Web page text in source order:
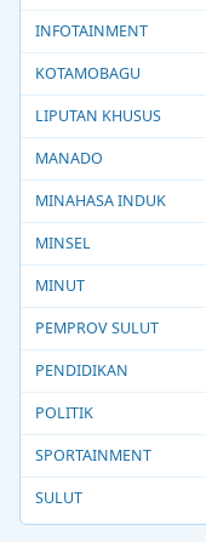
INFOTAINMENT
KOTAMOBAGU
LIPUTAN KHUSUS
MANADO
MINAHASA INDUK
MINSEL
MINUT
PEMPROV SULUT
PENDIDIKAN
POLITIK
SPORTAINMENT
SULUT